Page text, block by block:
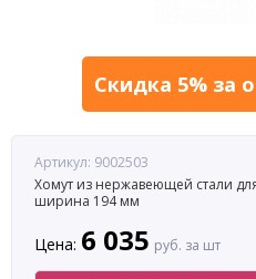
Скидка 5% за
Артикул: 9002503
Хомут из нержавеющей стали
ширина 194 мм
Цена: 6 035 руб. за шт